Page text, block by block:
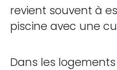
revient souvent à
piscine avec une
Dans les